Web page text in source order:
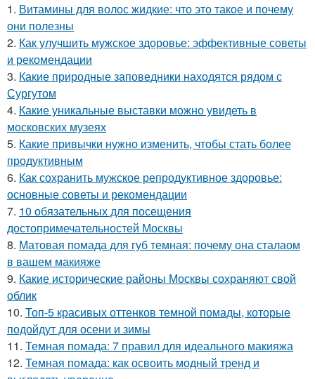
1. Витамины для волос жидкие: что это такое и почему
они полезны
2. Как улучшить мужское здоровье: эффективные советы
и рекомендации
3. Какие природные заповедники находятся рядом с
Сургутом
4. Какие уникальные выставки можно увидеть в
московских музеях
5. Какие привычки нужно изменить, чтобы стать более
продуктивным
6. Как сохранить мужское репродуктивное здоровье:
основные советы и рекомендации
7. 10 обязательных для посещения
достопримечательностей Москвы
8. Матовая помада для губ темная: почему она сталаом
в вашем макияже
9. Какие исторические районы Москвы сохраняют свой
облик
10. Топ-5 красивых оттенков темной помады, которые
подойдут для осени и зимы
11. Темная помада: 7 правил для идеального макияжа
12. Темная помада: как освоить модный тренд и